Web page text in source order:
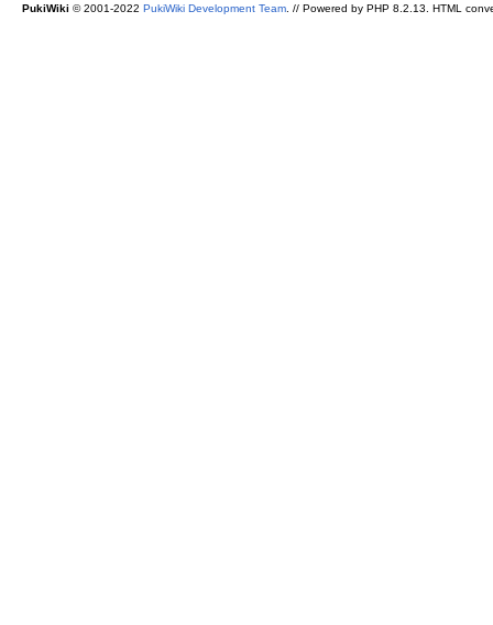
PukiWiki © 2001-2022 PukiWiki Development Team. // Powered by PHP 8.2.13. HTML